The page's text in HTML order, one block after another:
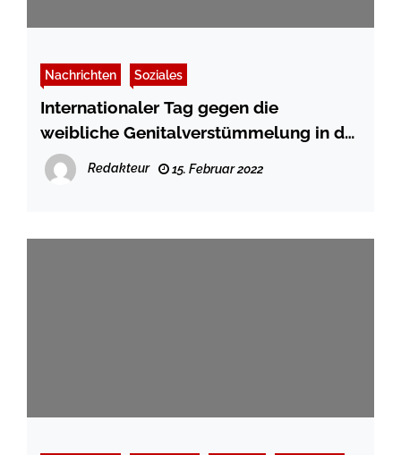
Nachrichten Soziales
Internationaler Tag gegen die
weibliche Genitalverstümmelung in der
Buchhandlung Liesegang Schleswig
Redakteur 15. Februar 2022